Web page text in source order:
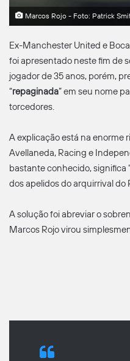
Marcos Rojo - Foto: Patrick
Ex-Manchester United e
foi apresentado neste fim de
jogador de 35 anos, porém,
“repaginada” em seu nome
torcedores.
A explicação está na enorme
Avellaneda, Racing e
bastante conhecido, significa
dos apelidos do arquirrival do
A solução foi abreviar o
Marcos Rojo virou